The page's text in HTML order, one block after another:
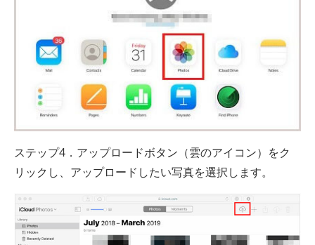
ステップ4．アップロードボタン（雲のアイコン）をク
リックし、アップロードしたい写真を選択します。